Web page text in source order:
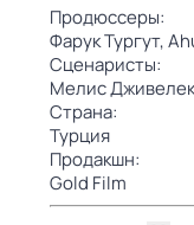
Продюссеры:
Фарук Тургут,
Сценаристы:
Мелис
Страна:
Турция
Продакшн:
Gold Film